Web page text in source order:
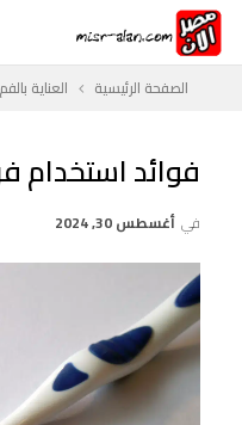
الصفحة الرئيسية العناية
فوائد استخدام
في أغسطس 30, 2024